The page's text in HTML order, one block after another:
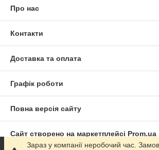
Про нас
Контакти
Доставка та оплата
Графік роботи
Повна версія сайту
Сайт створено на маркетплейсі Prom.ua
Зараз у компанії неробочий час.